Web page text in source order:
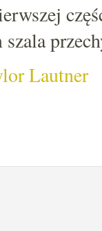
Lautner